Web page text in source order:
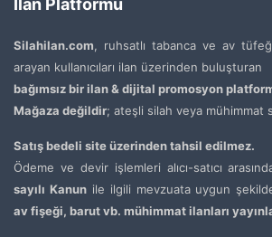
İlan Platformu
Silahilan.com, ruhsatlı tabanca ve av
arayan kullanıcıları ilan üzerinden buluşturan
bağımsız bir ilan & dijital promosyon
Mağaza değildir; ateşli silah veya mühimmat
Satış bedeli site üzerinden tahsil edilmez.
Ödeme ve devir işlemleri alıcı-satıcı
sayılı Kanunile ilgili mevzuata uygun şekilde
av fişeği, barut vb. mühimmat ilanları